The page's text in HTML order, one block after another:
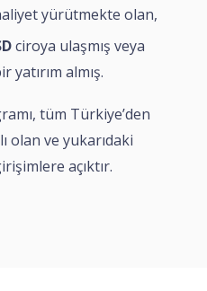
yürütmekte olan,
ciroya ulaşmış veya
yatırım almış.
tüm Türkiye’den
olan ve yukarıdaki
açıktır.